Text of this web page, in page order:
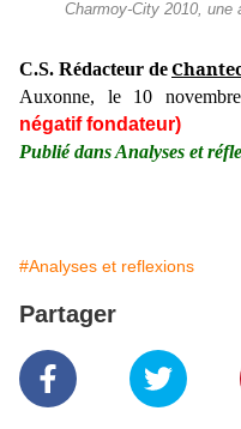
Charmoy-City 2010, une
C.S. Rédacteur de
Auxonne, le 10
négatif fondateur)
Publié dans Analyses et
#Analyses et reflexions
Partager